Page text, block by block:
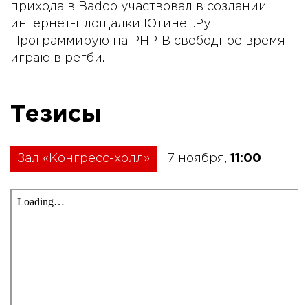
прихода в Badoo участвовал в создании
интернет-площадки Ютинет.Ру.
Программирую на PHP. В свободное время
играю в регби.
Тезисы
Зал «Конгресс-холл» 7 ноября, 11:00